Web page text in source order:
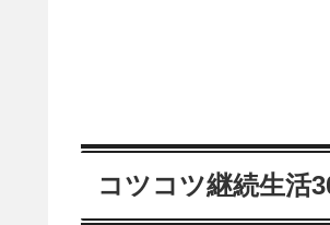
コツコツ継続生活